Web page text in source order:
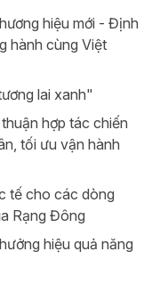
hiệu mới - Định
hành cùng Việt
lai xanh"
hợp tác chiến
tối ưu vận hành
tế cho các dòng
Rạng Đông
hiệu quả năng